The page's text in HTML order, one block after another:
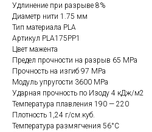
Удлинение при разрыве 8%
Диаметр нити 1.75 мм
Тип материала PLA
Артикул PLA175PP1
Цвет мажента
Предел прочности на разрыв 65 MPa
Прочность на изгиб 97 MPa
Модуль упругости 3600 MPa
Ударная прочность по Изоду 4 кДж/м2
Температура плавления 190 — 220
Плотность 1,24 г/см.куб.
Температура размягчения 56°C